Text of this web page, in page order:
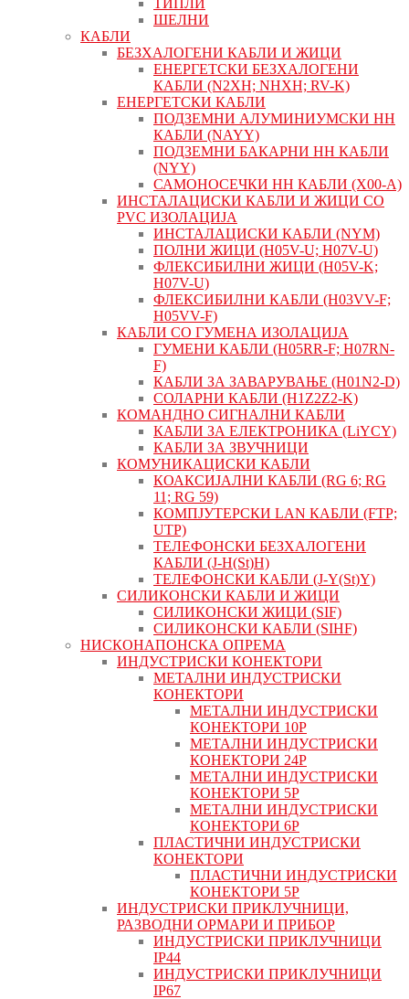
ТИПЛИ
ШЕЛНИ
КАБЛИ
БЕЗХАЛОГЕНИ КАБЛИ И ЖИЦИ
ЕНЕРГЕТСКИ БЕЗХАЛОГЕНИ
КАБЛИ (N2XH; NHXH; RV-K)
ЕНЕРГЕТСКИ КАБЛИ
ПОДЗЕМНИ АЛУМИНИУМСКИ НН
КАБЛИ (NAYY)
ПОДЗЕМНИ БАКАРНИ НН КАБЛИ
(NYY)
САМОНОСЕЧКИ НН КАБЛИ (X00-A)
ИНСТАЛАЦИСКИ КАБЛИ И ЖИЦИ СО
PVC ИЗОЛАЦИЈА
ИНСТАЛАЦИСКИ КАБЛИ (NYM)
ПОЛНИ ЖИЦИ (H05V-U; H07V-U)
ФЛЕКСИБИЛНИ ЖИЦИ (H05V-K;
H07V-U)
ФЛЕКСИБИЛНИ КАБЛИ (H03VV-F;
H05VV-F)
КАБЛИ СО ГУМЕНА ИЗОЛАЦИЈА
ГУМЕНИ КАБЛИ (H05RR-F; H07RN-
F)
КАБЛИ ЗА ЗАВАРУВАЊЕ (H01N2-D)
СОЛАРНИ КАБЛИ (H1Z2Z2-K)
КОМАНДНО СИГНАЛНИ КАБЛИ
КАБЛИ ЗА ЕЛЕКТРОНИКА (LiYCY)
КАБЛИ ЗА ЗВУЧНИЦИ
КОМУНИКАЦИСКИ КАБЛИ
КОАКСИЈАЛНИ КАБЛИ (RG 6; RG
11; RG 59)
КОМПЈУТЕРСКИ LAN КАБЛИ (FTP;
UTP)
ТЕЛЕФОНСКИ БЕЗХАЛОГЕНИ
КАБЛИ (J-H(St)H)
ТЕЛЕФОНСКИ КАБЛИ (J-Y(St)Y)
СИЛИКОНСКИ КАБЛИ И ЖИЦИ
СИЛИКОНСКИ ЖИЦИ (SIF)
СИЛИКОНСКИ КАБЛИ (SIHF)
НИСКОНАПОНСКА ОПРЕМА
ИНДУСТРИСКИ КОНЕКТОРИ
МЕТАЛНИ ИНДУСТРИСКИ
КОНЕКТОРИ
МЕТАЛНИ ИНДУСТРИСКИ
КОНЕКТОРИ 10P
МЕТАЛНИ ИНДУСТРИСКИ
КОНЕКТОРИ 24P
МЕТАЛНИ ИНДУСТРИСКИ
КОНЕКТОРИ 5P
МЕТАЛНИ ИНДУСТРИСКИ
КОНЕКТОРИ 6P
ПЛАСТИЧНИ ИНДУСТРИСКИ
КОНЕКТОРИ
ПЛАСТИЧНИ ИНДУСТРИСКИ
КОНЕКТОРИ 5P
ИНДУСТРИСКИ ПРИКЛУЧНИЦИ,
РАЗВОДНИ ОРМАРИ И ПРИБОР
ИНДУСТРИСКИ ПРИКЛУЧНИЦИ
IP44
ИНДУСТРИСКИ ПРИКЛУЧНИЦИ
IP67